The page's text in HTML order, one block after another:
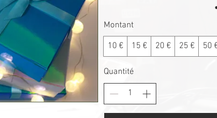
Montant
10 € 15 € 20 € 25 € 50
Quantité